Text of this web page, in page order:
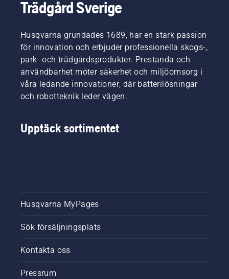
gräsmatta
bästa
möjliga
form när
gräset
börjar
växa
igen.
satellitteknik
eller
installation
med
Trädgård Sverige
Husqvarna grundades 1689, har en stark passion
för innovation och erbjuder professionella skogs-,
park- och trädgårdsprodukter. Prestanda och
användbarhet möter säkerhet och miljöomsorg i
våra ledande innovationer, där batterilösningar
och robotteknik leder vägen.
Upptäck sortimentet
Husqvarna MyPages
Sök försäljningsplats
Kontakta oss
Pressrum